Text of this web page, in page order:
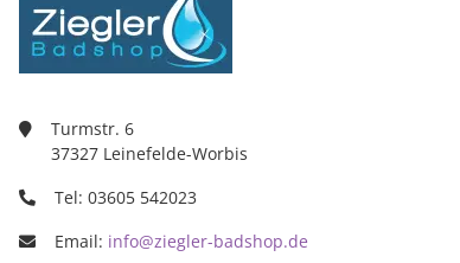
Turmstr. 6
37327 Leinefelde-Worbis
Tel: 03605 542023
Email: info@ziegler-badshop.de